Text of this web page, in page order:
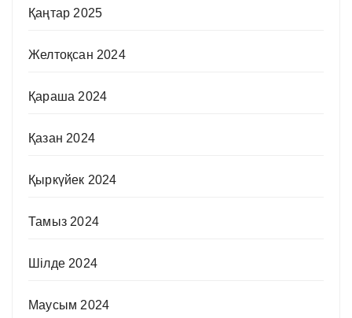
Қаңтар 2025
Желтоқсан 2024
Қараша 2024
Қазан 2024
Қыркүйек 2024
Тамыз 2024
Шілде 2024
Маусым 2024